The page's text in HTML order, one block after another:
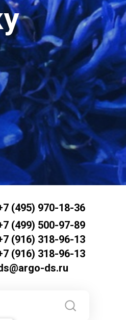
(495) 970-18-36
(499) 500-97-89
(916) 318-96-13
(916) 318-96-13
ds.ru